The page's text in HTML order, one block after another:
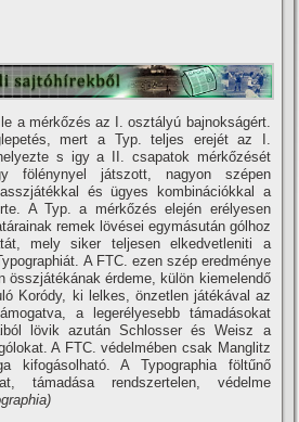
a mérkőzés az I. osztályú bajnokságért.
mert a Typ. teljes erejét az I.
s igy a II. csapatok mérkőzését
fölénynyel játszott, nagyon szépen
és ügyes kombinációkkal a
A Typ. a mérkőzés elején erélyesen
remek lövései egymásután gólhoz
mely siker teljesen elkedvetleniti a
A FTC. ezen szép eredménye
összjátékának érdeme, külön kiemelendő
Koródy, ki lelkes, önzetlen játékával az
a legerélyesebb támadásokat
lövik azután Schlosser és Weisz a
A FTC. védelmében csak Manglitz
kifogásolható. A Typographia föltűnő
támadása rendszertelen, védelme